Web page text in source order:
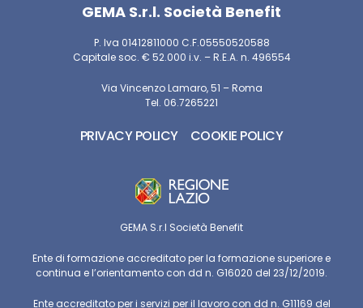
GEMA S.r.l. Società Benefit
P. Iva 01412811000 C.F.05550520588
Capitale soc. € 52.000 i.v. – R.E.A. n. 496554
Via Vincenzo Lamaro, 51 – Roma
Tel. 06.7265221
PRIVACY POLICY COOKIE POLICY
GEMA S.r.l Società Benefit
Ente di formazione accreditato per la formazione superiore e
continua e l’orientamento con dd n. G16020 del 23/12/2019.
Ente accreditato per i servizi per il lavoro con dd n. G11169 del